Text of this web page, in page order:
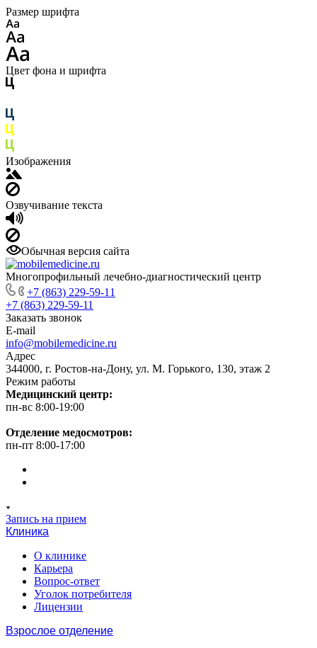
Размер шрифта
Цвет фона и шрифта
Изображения
Озвучивание текста
Обычная версия сайта
Многопрофильный лечебно-диагностический центр
+7 (863) 229-59-11
+7 (863) 229-59-11
Заказать звонок
E-mail
info@mobilemedicine.ru
Адрес
344000, г. Ростов-на-Дону, ул. М. Горького, 130, этаж 2
Режим работы
Медицинский центр:
пн-вс 8:00-19:00
Отделение медосмотров:
пн-пт 8:00-17:00
Запись на прием
Клиника
О клинике
Карьера
Вопрос-ответ
Уголок потребителя
Лицензии
Взрослое отделение